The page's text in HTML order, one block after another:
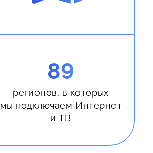
89
регионов, в которых
мы подключаем Интернет
и ТВ